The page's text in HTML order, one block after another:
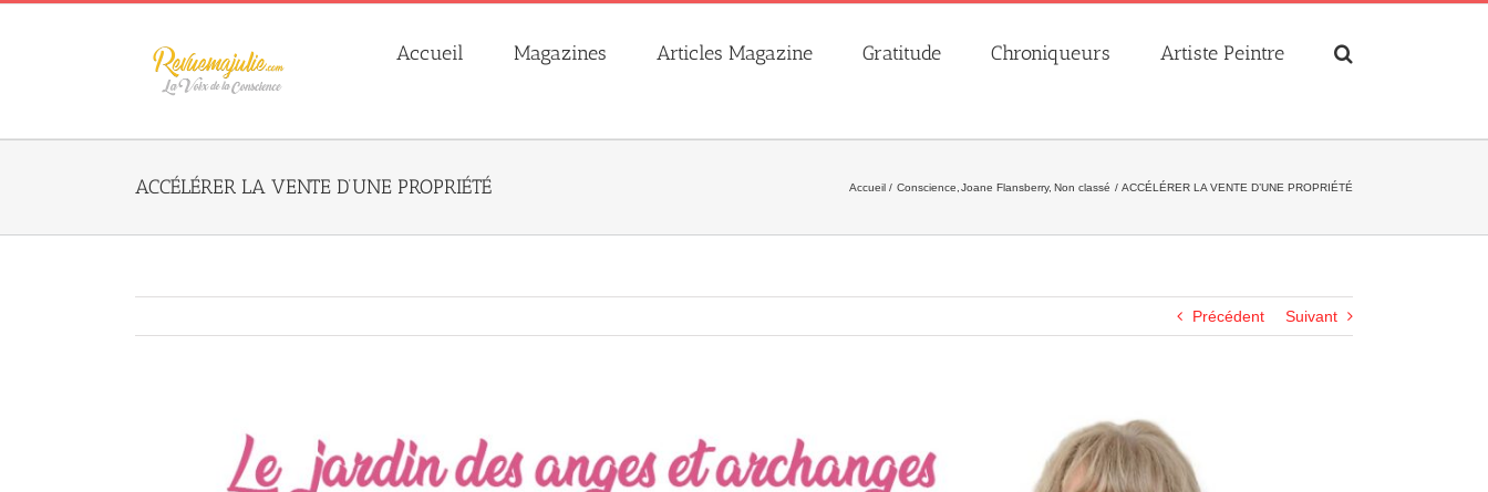
Skip
Accueil Magazines Articles Magazine Gratitude Chroniqueurs Artiste Peintre
ACCÉLÉRER LA VENTE D’UNE PROPRIÉTÉ Accueil Conscience Joane Flansberry Non classé ACCÉLÉRER LA VENTE D’UNE PROPRIÉTÉ
Précédent Suivant